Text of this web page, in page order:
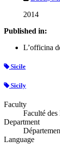
2014
Published in:
L’officina
Sicile
Sicily
Faculty
Faculté des
Department
Language